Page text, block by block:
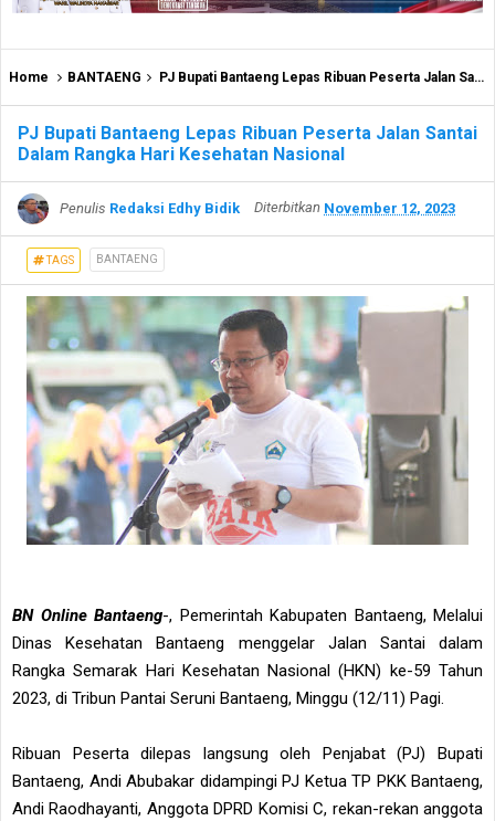
Home BANTAENG PJ Bupati Bantaeng Lepas Ribuan Peserta Jalan Santai Dalam Rangka Hari Kesehatan Nasional
PJ Bupati Bantaeng Lepas Ribuan Peserta Jalan Santai
Dalam Rangka Hari Kesehatan Nasional
Penulis Redaksi Edhy Bidik Diterbitkan November 12, 2023
TAGS BANTAENG
BN Online Bantaeng-, Pemerintah Kabupaten Bantaeng, Melalui
Dinas Kesehatan Bantaeng menggelar Jalan Santai dalam
Rangka Semarak Hari Kesehatan Nasional (HKN) ke-59 Tahun
2023, di Tribun Pantai Seruni Bantaeng, Minggu (12/11) Pagi.
Ribuan Peserta dilepas langsung oleh Penjabat (PJ) Bupati
Bantaeng, Andi Abubakar didampingi PJ Ketua TP PKK Bantaeng,
Andi Raodhayanti, Anggota DPRD Komisi C, rekan-rekan anggota